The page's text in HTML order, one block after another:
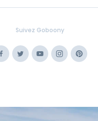
Suivez Goboony
Facebook
TwitterYoutubeInstagram